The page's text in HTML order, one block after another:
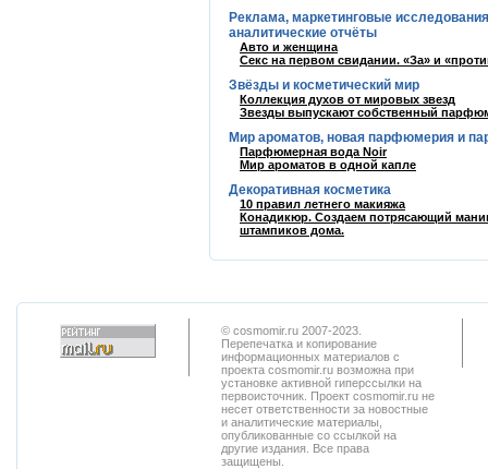
Реклама, маркетинговые
аналитические отчёты
Авто и женщина
Секс на первом свидании. «За» и
Звёзды и косметический мир
Коллекция духов от мировых звезд
Звезды выпускают собственный
Мир ароматов, новая парфюмерия и
Парфюмерная вода Noir
Мир ароматов в одной капле
Декоративная косметика
10 правил летнего макияжа
Конадикюр. Создаем потрясающий
штампиков дома.
© cosmomir.ru 2007-2023.
Перепечатка и копирование
информационных материалов с
проекта cosmomir.ru возможна при
установке активной гиперссылки на
первоисточник. Проект cosmomir.ru не
несет ответственности за новостные
и аналитические материалы,
опубликованные со ссылкой на
другие издания. Все права
защищены.